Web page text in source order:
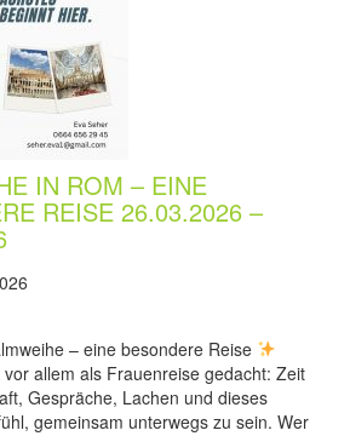
IN ROM – EINE
REISE 26.03.2026 –
– eine besondere Reise
vor allem als Frauenreise gedacht: Zeit
Gespräche, Lachen und dieses
gemeinsam unterwegs zu sein. Wer